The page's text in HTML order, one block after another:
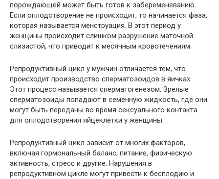
порождающей может быть готов к забеременеванию.
Если оплодотворение не происходит, то начинается фаза,
которая называется менструация. В этот период у
женщины происходит слишком разрушение маточной
слизистой, что приводит к месячным кровотечениям.
Репродуктивный цикл у мужчин отличается тем, что
происходит производство сперматозоидов в яичках.
Этот процесс называется сперматогенезом. Зрелые
сперматозоиды попадают в семенную жидкость, где они
могут быть переданы во время сексуального контакта
для оплодотворения яйцеклетки у женщины.
Репродуктивный цикл зависит от многих факторов,
включая гормональный баланс, питание, физическую
активность, стресс и другие. Нарушения в
репродуктивном цикле могут привести к бесплодию и